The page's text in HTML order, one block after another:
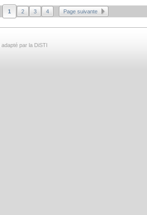
1 2 3 4 Page suivante
adapté par la DiSTI